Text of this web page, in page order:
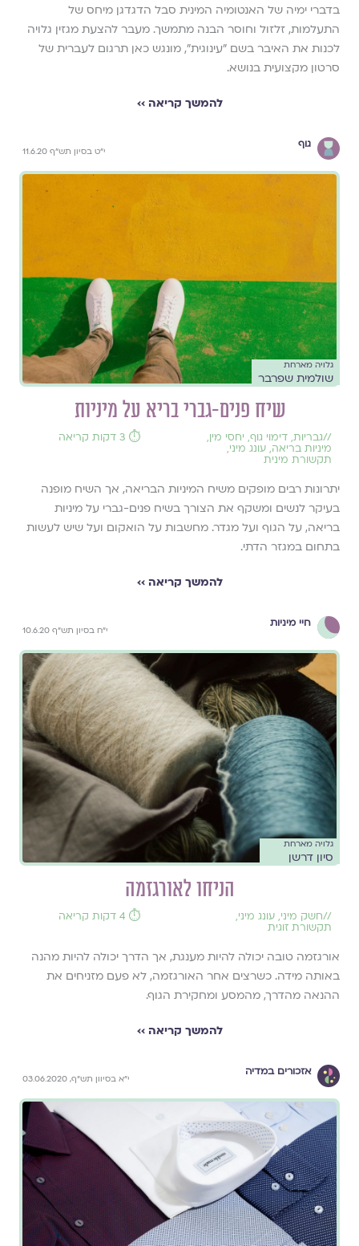
בדברי ימיה של האנטומיה המינית סבל הדגדגן מיחס של
התעלמות, זלזול וחוסר הבנה מתמשך. מעבר להצעת מגזין גלויה
לכנות את האיבר בשם ״עינוגית״, מונגש כאן תרגום לעברית של
סרטון מקצועית בנושא.
להמשך קריאה ››
גוף
י"ט בסיון תש"ף 11.6.20
גלויה מארחת
שולמית שפרבר
שיח פנים-גברי בריא על מיניות
//גבריות, דימוי גוף, יחסי מין,
מיניות בריאה, עונג מיני,
תקשורת מינית
⏱️ 3 דקות קריאה
יתרונות רבים מופקים משיח המיניות הבריאה, אך השיח מופנה
בעיקר לנשים ומשקף את הצורך בשיח פנים-גברי על מיניות
בריאה, על הגוף ועל מגדר. מחשבות על הואקום ועל שיש לעשות
בתחום במגזר הדתי.
להמשך קריאה ››
חיי מיניות
י"ח בסיון תש"ף 10.6.20
גלויה מארחת
סיון דרשן
הניחו לאורגזמה
//חשק מיני, עונג מיני,
תקשורת זוגית
⏱️ 4 דקות קריאה
אורגזמה טובה יכולה להיות מענגת, אך הדרך יכולה להיות מהנה
באותה מידה. כשרצים אחר האורגזמה, לא פעם מזניחים את
ההנאה מהדרך, מהמסע ומחקירת הגוף.
להמשך קריאה ››
אזכורים במדיה
י"א בסיוון תש"ף, 03.06.2020